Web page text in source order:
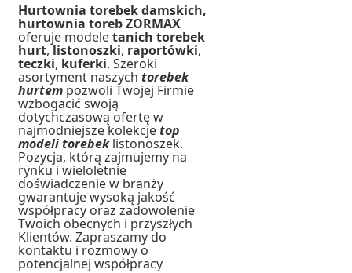
Hurtownia torebek damskich,
hurtownia toreb ZORMAX
oferuje modeletanich torebek
hurt,listonoszki, raportówki,
teczki, kuferki. Szeroki
asortyment naszychtorebek
hurtem pozwoli Twojej Firmie
wzbogacić swoją
dotychczasową ofertę w
najmodniejsze kolekcjetop
modeli torebeklistonoszek.
Pozycja, którą zajmujemy na
rynku i wieloletnie
doświadczenie w branży
gwarantuje wysoką jakość
współpracy oraz zadowolenie
Twoich obecnych i przyszłych
Klientów. Zapraszamy do
kontaktu i rozmowy o
potencjalnej współpracy